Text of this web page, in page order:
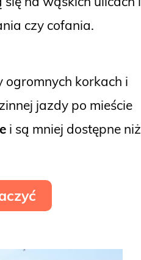
czy cofania.
ogromnych korkach i
jazdy po mieście
i są mniej dostępne niż